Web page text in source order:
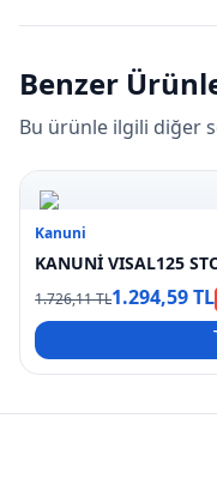
Benzer
Bu ürünle ilgili diğer
Kanuni
KANUNİ VISAL125
1.726,11 TL1.294,59 TL